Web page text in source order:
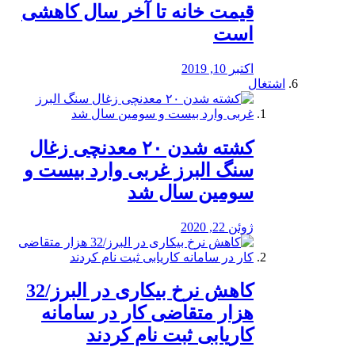
قیمت خانه تا آخر سال کاهشی
است
اکتبر 10, 2019
اشتغال
کشته شدن ۲۰ معدنچی زغال
سنگ البرز غربی وارد بیست و
سومین سال شد
ژوئن 22, 2020
کاهش نرخ بیکاری در البرز/32
هزار متقاضی کار در سامانه
کاریابی ثبت نام کردند